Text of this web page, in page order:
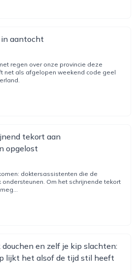
in aantocht
regen over onze provincie deze
net als afgelopen weekend code geel
tekort aan
opgelost
doktersassistenten die de
ondersteunen. Om het schrijnende tekort
douchen en zelf je kip slachten:
lijkt het alsof de tijd stil heeft